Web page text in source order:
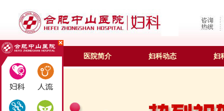
合肥妇科 医院简介 妇科动态 妇